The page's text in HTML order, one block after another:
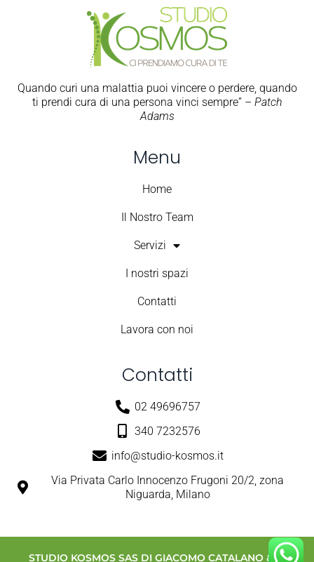
Quando curi una malattia puoi vincere o perdere, quando
ti prendi cura di una persona vinci sempre” – Patch
Adams
Menu
Home
Il Nostro Team
Servizi
I nostri spazi
Contatti
Lavora con noi
Contatti
02 49696757
340 7232576
info@studio-kosmos.it
Via Privata Carlo Innocenzo Frugoni 20/2, zona
Niguarda, Milano
STUDIO KOSMOS SAS DI GIACOMO CATALANO & C.